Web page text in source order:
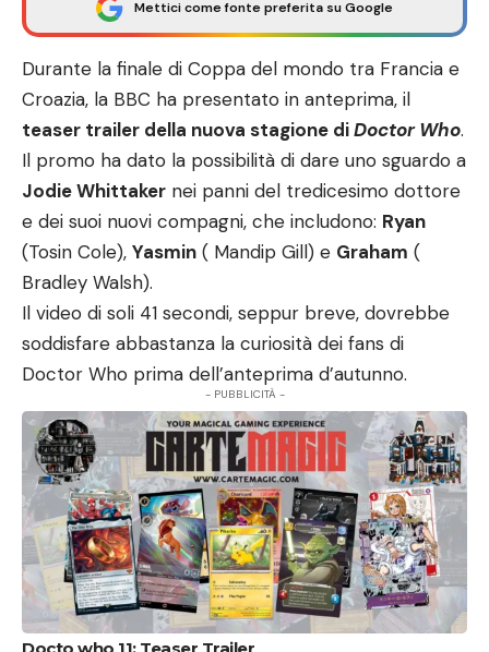
Mettici come fonte preferita su Google
Durante la finale di Coppa del mondo tra Francia e
Croazia, la BBC ha presentato in anteprima, il
teaser trailer della nuova stagione diDoctor Who.
Il promo ha dato la possibilità di dare uno sguardo a
Jodie Whittaker nei panni del tredicesimo dottore
e dei suoi nuovi compagni, che includono: Ryan
(Tosin Cole), Yasmin ( Mandip Gill) e Graham (
Bradley Walsh).
Il video di soli 41 secondi, seppur breve, dovrebbe
soddisfare abbastanza la curiosità dei fans di
Doctor Who prima dell’anteprima d’autunno.
- PUBBLICITÀ -